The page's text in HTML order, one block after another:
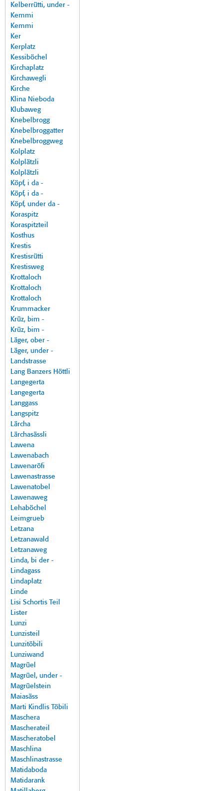
Kelberrütti, under -
Kemmi
Kemmi
Ker
Kerplatz
Kessiböchel
Kirchaplatz
Kirchawegli
Kirche
Klina Nieboda
Klubaweg
Knebelbrogg
Knebelbroggatter
Knebelbroggweg
Kolplatz
Kolplätzli
Kolplätzli
Köpf, i da -
Köpf, i da -
Köpf, under da -
Koraspitz
Koraspitzteil
Kosthus
Krestis
Krestisrütti
Krestisweg
Krottaloch
Krottaloch
Krottaloch
Krummacker
Krüz, bim -
Krüz, bim -
Läger, ober -
Läger, under -
Landstrasse
Lang Banzers Höttli
Langegerta
Langegerta
Langgass
Langspitz
Lärcha
Lärchasässli
Lawena
Lawenabach
Lawenaröfi
Lawenastrasse
Lawenatobel
Lawenaweg
Lehaböchel
Leimgrueb
Letzana
Letzanawald
Letzanaweg
Linda, bi der -
Lindagass
Lindaplatz
Linde
Lisi Schortis Teil
Lister
Lunzi
Lunzisteil
Lunzitöbili
Lunziwand
Magrüel
Magrüel, under -
Magrüelstein
Maiasäss
Marti Kindlis Töbili
Maschera
Mascherateil
Mascheratobel
Maschlina
Maschlinastrasse
Matidaboda
Matidarank